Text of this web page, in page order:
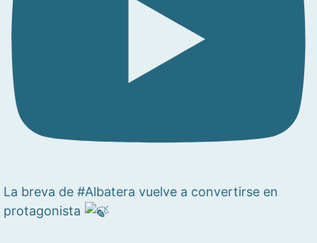
La breva de #Albatera vuelve a convertirse en
protagonista